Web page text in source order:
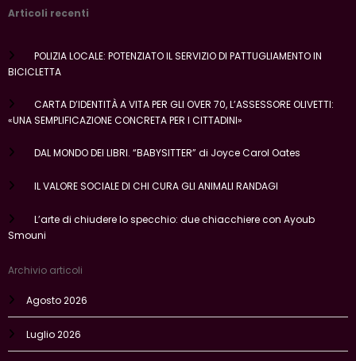
Articoli recenti
POLIZIA LOCALE: POTENZIATO IL SERVIZIO DI PATTUGLIAMENTO IN
BICICLETTA
CARTA D’IDENTITÀ A VITA PER GLI OVER 70, L’ASSESSORE OLIVETTI:
«UNA SEMPLIFICAZIONE CONCRETA PER I CITTADINI»
DAL MONDO DEI LIBRI. “BABYSITTER” di Joyce Carol Oates
IL VALORE SOCIALE DI CHI CURA GLI ANIMALI RANDAGI
L’arte di chiudere lo specchio: due chiacchiere con Ayoub
Smouni
Archivio articoli
Agosto 2026
Luglio 2026